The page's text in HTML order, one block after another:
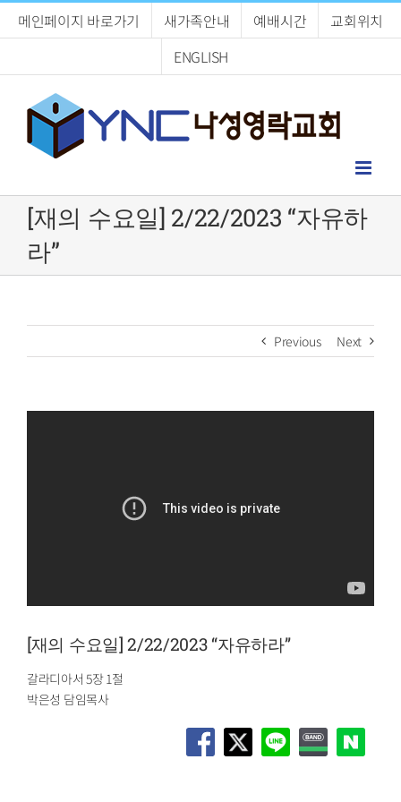
메인페이지 바로가기 새가족안내 예배시간
교회위치
ENGLISH
[재의 수요일] 2/22/2023 “자유하
라”
Previous Next
[재의 수요일] 2/22/2023 “자유하라”
갈라디아서 5장 1절
박은성 담임목사